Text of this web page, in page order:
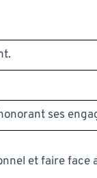
ses
et faire